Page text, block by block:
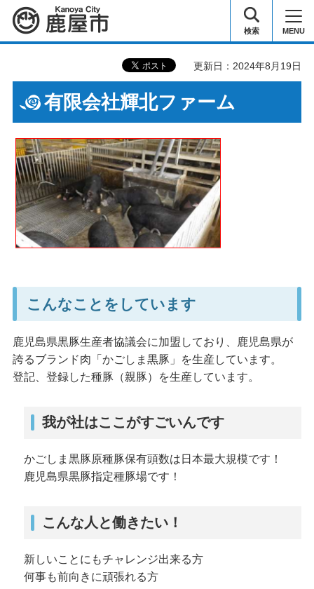
鹿屋市 検索 MENU
更新日：2024年8月19日
有限会社輝北ファーム
こんなことをしています
鹿児島県黒豚生産者協議会に加盟しており、鹿児島県が
誇るブランド肉「かごしま黒豚」を生産しています。
登記、登録した種豚（親豚）を生産しています。
我が社はここがすごいんです
かごしま黒豚原種豚保有頭数は日本最大規模です！
鹿児島県黒豚指定種豚場です！
こんな人と働きたい！
新しいことにもチャレンジ出来る方
何事も前向きに頑張れる方